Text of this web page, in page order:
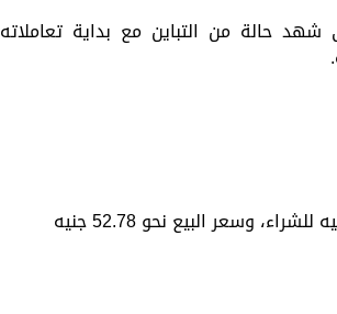
سعر اليورو اليوم الجمعة 3-1-2025 ، الذى شهد حالة من التباين مع بداية تعاملاته